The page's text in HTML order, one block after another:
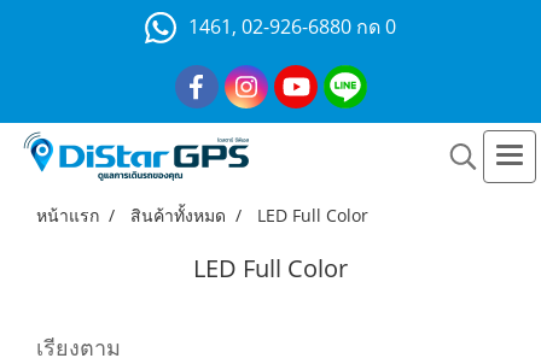
1461, 02-926-6880 กด 0
หน้าแรก สินค้าทั้งหมด LED Full Color
LED Full Color
เรียงตาม